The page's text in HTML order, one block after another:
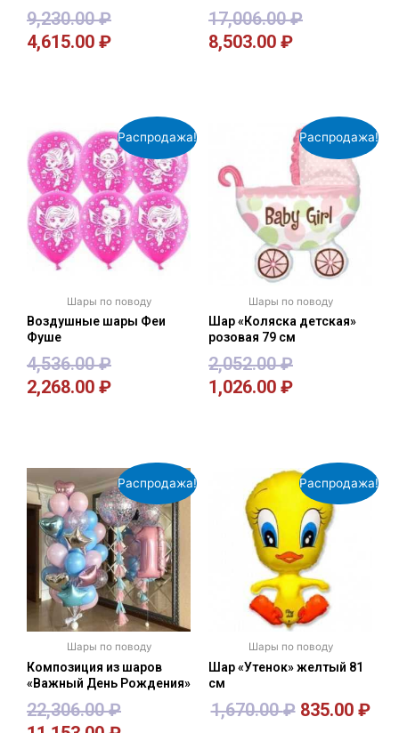
9,230.00₽
4,615.00 ₽
17,006.00₽
8,503.00 ₽
Распродажа!
Шары по поводу
Воздушные шары Феи
Фуше
4,536.00₽
2,268.00 ₽
Распродажа!
Шары по поводу
Шар «Коляска детская»
розовая 79 см
2,052.00₽
1,026.00 ₽
Распродажа!
Шары по поводу
Композиция из шаров
«Важный День Рождения»
22,306.00₽
Распродажа!
Шары по поводу
Шар «Утенок» желтый 81
см
1,670.00₽ 835.00 ₽